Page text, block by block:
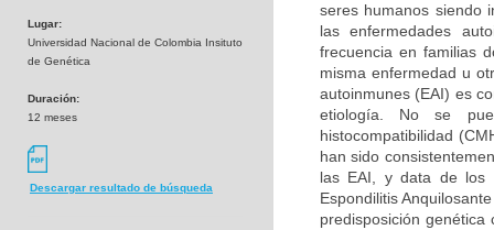
Lugar:
Universidad Nacional de Colombia Insituto
de Genética
Duración:
12 meses
Descargar resultado de búsqueda
seres humanos siendo
las enfermedades
frecuencia en familias
misma enfermedad u
autoinmunes (EAI) es
etiología. No se
histocompatibilidad
han sido
las EAI, y data de los
Espondilitis
predisposición